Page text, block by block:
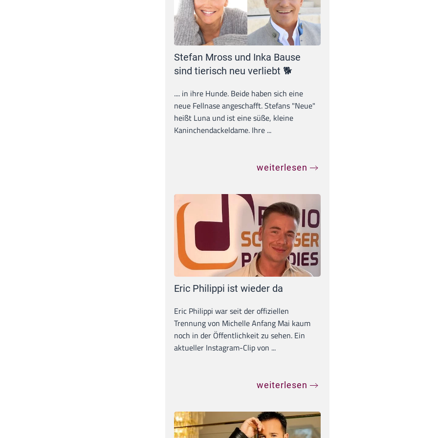
Stefan Mross und Inka Bause
sind tierisch neu verliebt 🐕
.... in ihre Hunde. Beide haben sich eine
neue Fellnase angeschafft. Stefans "Neue"
heißt Luna und ist eine süße, kleine
Kaninchendackeldame. Ihre ...
weiterlesen
Eric Philippi ist wieder da
Eric Philippi war seit der offiziellen
Trennung von Michelle Anfang Mai kaum
noch in der Öffentlichkeit zu sehen. Ein
aktueller Instagram-Clip von ...
weiterlesen